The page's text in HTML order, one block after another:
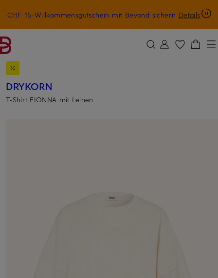
ZUM HAUPTINHALT ÜBERSPRINGEN ZUM SUCHFELD ÜBERSPRINGEN
CHF 15-Willkommensgutschein mit Beyond sichern Details
DRYKORN
T-Shirt FIONNA mit Leinen